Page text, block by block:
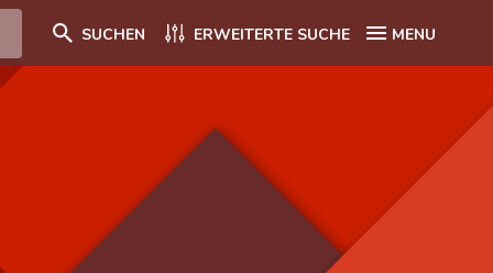
SUCHEN ERWEITERTE SUCHE MENU